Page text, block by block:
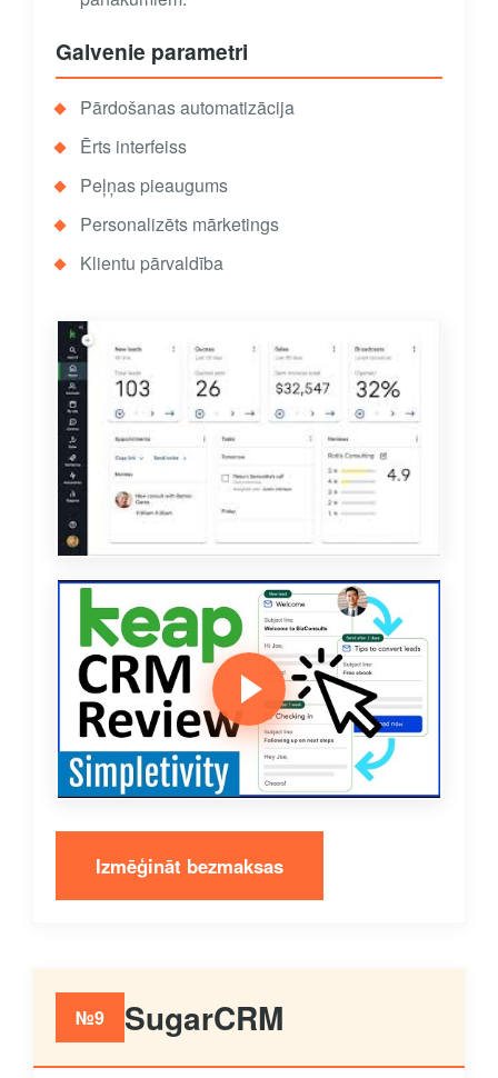
Galvenie parametri
Pārdošanas automatizācija
Ērts interfeiss
Peļņas pieaugums
Personalizēts mārketings
Klientu pārvaldība
Izmēģināt bezmaksas
№9 SugarCRM